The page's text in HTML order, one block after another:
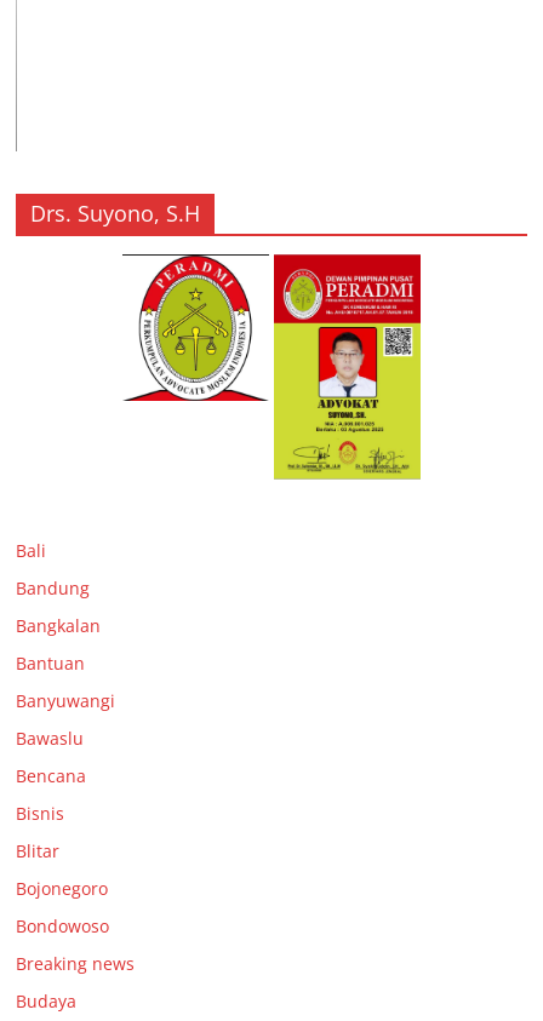
Drs. Suyono, S.H
Bali
Bandung
Bangkalan
Bantuan
Banyuwangi
Bawaslu
Bencana
Bisnis
Blitar
Bojonegoro
Bondowoso
Breaking news
Budaya